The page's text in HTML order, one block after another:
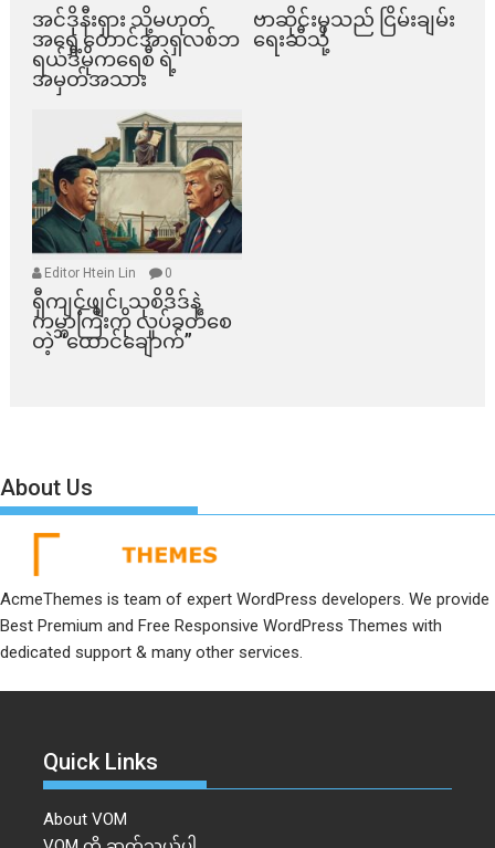
အင်ဒိုနီးရှား သို့မဟုတ်
အရှေ့တောင်အာရှလစ်ဘ
ရယ်ဒီမိုကရေစီ ရဲ့
အမှတ်အသား
ဗာဆိုင်းမှသည် ငြိမ်းချမ်း
ရေးဆီသို့
Editor Htein Lin 0
ရှီကျင့်ဖျင်၊ သုစိဒိဒ်နဲ့
ကမ္ဘာကြီးကို လှုပ်ခတ်စေ
တဲ့ “ထောင်ချောက်”
About Us
AcmeThemes is team of expert WordPress developers. We provide
Best Premium and Free Responsive WordPress Themes with
dedicated support & many other services.
Quick Links
About VOM